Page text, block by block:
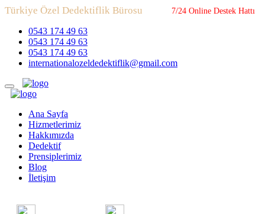
Türkiye Özel Dedektiflik Bürosu 7/24 Online Destek Hattı
0543 174 49 63
0543 174 49 63
0543 174 49 63
internationalozeldedektiflik@gmail.com
Ana Sayfa
Hizmetlerimiz
Hakkımızda
Dedektif
Prensiplerimiz
Blog
İletişim